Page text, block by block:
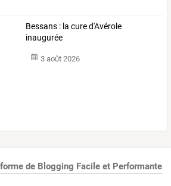
Bessans : la cure d'Avérole
inaugurée
3 août 2026
de Blogging Facile et Performante